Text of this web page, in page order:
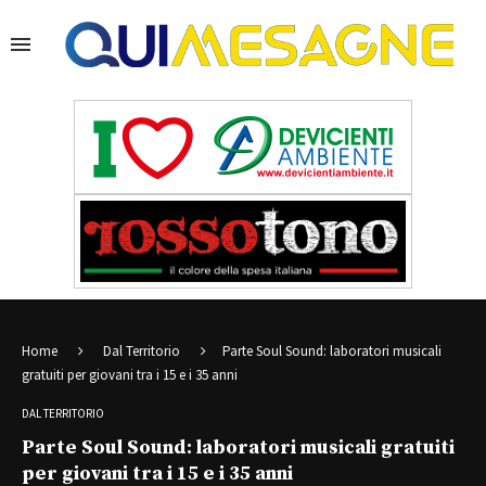
Home Dal Territorio
Parte Soul Sound: laboratori musicali
gratuiti per giovani tra i 15 e i 35 anni
DAL TERRITORIO
Parte Soul Sound: laboratori musicali gratuiti
per giovani tra i 15 e i 35 anni